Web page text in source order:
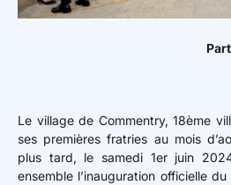
Le village de Commentry, 18ème
ses premières fratries au mois
plus tard, le samedi 1er juin
ensemble l’inauguration officielle